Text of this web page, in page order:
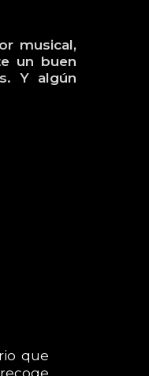
musical,
un buen
Y algún
que